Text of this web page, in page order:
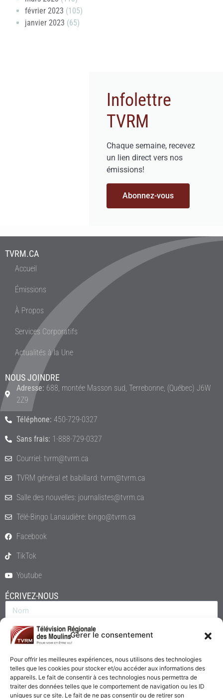
Gérer le consentement
Pour offrir les meilleures expériences, nous utilisons des technologies
telles que les cookies pour stocker et/ou accéder aux informations des
appareils. Le fait de consentir à ces technologies nous permettra de
traiter des données telles que le comportement de navigation ou les ID
uniques sur ce site. Le fait de ne pas consentir ou de retirer son
février 2023 (105)
janvier 2023 (65)
Infolettre
TVRM
Chaque semaine, recevez
un lien direct vers nos
émissions!
Abonnez-vous
TVRM.CA
Accueil
Émissions
À Propos
Services Corporatifs
Actualités à la Une
NOUS JOINDRE
Adresse: 688, montée Masson sud, Terrebonne, (Québec) J6W
2Z9
Téléphone: 450-729-0327
Sans frais: 1-888-729-0327
Courriel: tvrm@tvrm.ca
TVRM général et babillard: tvrm@tvrm.ca
Salle des nouvelles: journalistes@tvrm.ca
Télé-Bingo Lanaudière: bingo@tvrm.ca
Facebook
TikTok
Youtube
ÉCRIVEZ-NOUS